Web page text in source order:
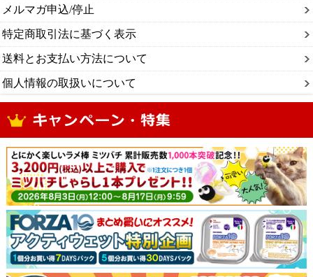
メルマガ申込/停止
特定商取引法に基づく表示
送料とお支払い方法について
個人情報の取扱いについて